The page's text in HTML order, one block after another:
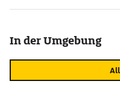
In der Umgebung